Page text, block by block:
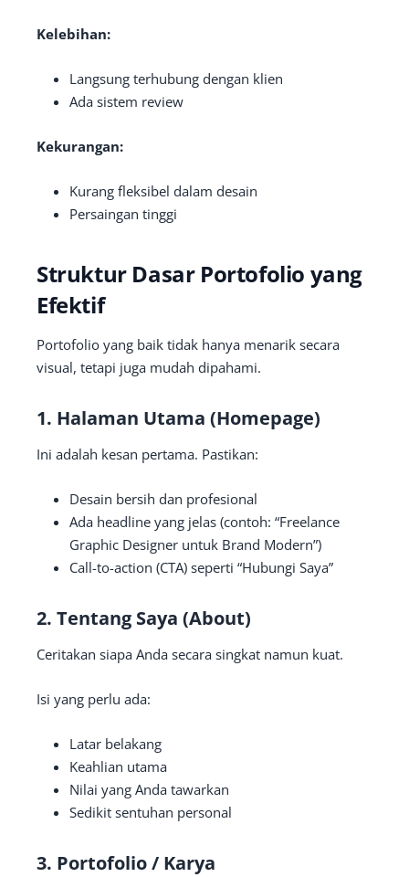
Kelebihan:
Langsung terhubung dengan klien
Ada sistem review
Kekurangan:
Kurang fleksibel dalam desain
Persaingan tinggi
Struktur Dasar Portofolio yang
Efektif
Portofolio yang baik tidak hanya menarik secara
visual, tetapi juga mudah dipahami.
1. Halaman Utama (Homepage)
Ini adalah kesan pertama. Pastikan:
Desain bersih dan profesional
Ada headline yang jelas (contoh: “Freelance
Graphic Designer untuk Brand Modern”)
Call-to-action (CTA) seperti “Hubungi Saya”
2. Tentang Saya (About)
Ceritakan siapa Anda secara singkat namun kuat.
Isi yang perlu ada:
Latar belakang
Keahlian utama
Nilai yang Anda tawarkan
Sedikit sentuhan personal
3. Portofolio / Karya